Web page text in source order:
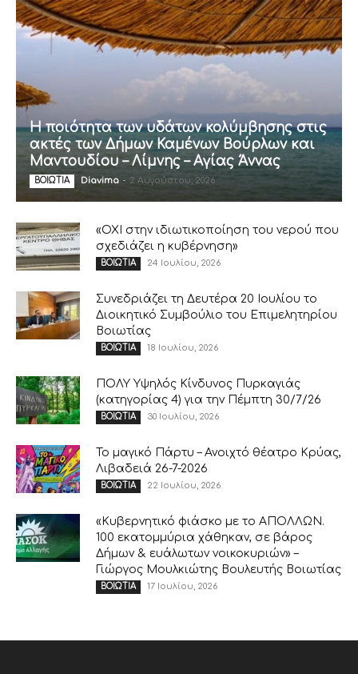
Η ποιότητα των υδάτων κολύμβησης στις
ακτές των Δήμων Καμένων Βούρλων και
Μαντουδίου – Λίμνης – Αγίας Άννας
ΒΟΙΩΤΙΑ Diavima - 2 Αυγούστου, 2026
«ΟΧΙ στην ιδιωτικοποίηση του νερού που
σχεδιάζει η κυβέρνηση»
ΒΟΙΩΤΙΑ 24 Ιουλίου, 2026
Συνεδριάζει τη Δευτέρα 20 Ιουλίου το
Διοικητικό Συμβούλιο του Επιμελητηρίου
Βοιωτίας
ΒΟΙΩΤΙΑ 18 Ιουλίου, 2026
ΠΟΛΥ Υψηλός Κίνδυνος Πυρκαγιάς
(κατηγορίας 4) για την Πέμπτη 30/7/26
ΒΟΙΩΤΙΑ 30 Ιουλίου, 2026
Το μαγικό Πάρτυ – Ανοιχτό θέατρο Κρύας,
Λιβαδειά 26-7-2026
ΒΟΙΩΤΙΑ 22 Ιουλίου, 2026
«Κυβερνητικό φιάσκο με το ΑΠΟΛΛΩΝ.
100 εκατομμύρια χάθηκαν, σε βάρος
Δήμων & ευάλωτων νοικοκυριών» –
Γιώργος Μουλκιώτης Βουλευτής Βοιωτίας
ΒΟΙΩΤΙΑ 17 Ιουλίου, 2026